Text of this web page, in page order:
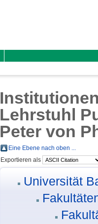
Lehrstuhl
Peter von
Eine Ebene nach oben ...
Exportieren als
Universität